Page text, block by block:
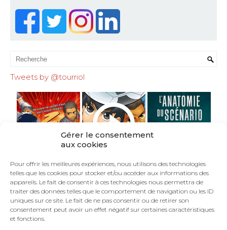
Gérer le consentement
aux cookies
Pour offrir les meilleures expériences, nous utilisons des technologies
telles que les cookies pour stocker et/ou accéder aux informations des
appareils. Le fait de consentir à ces technologies nous permettra de
traiter des données telles que le comportement de navigation ou les ID
uniques sur ce site. Le fait de ne pas consentir ou de retirer son
consentement peut avoir un effet négatif sur certaines caractéristiques
et fonctions.
Tweets by @tourriol